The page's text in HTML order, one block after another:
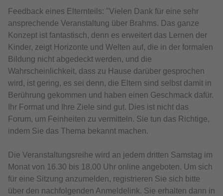
Feedback eines Elternteils: "Vielen Dank für eine sehr
ansprechende Veranstaltung über Brahms. Das ganze
Konzept ist fantastisch, denn es erweitert das Lernen der
Kinder, zeigt Horizonte und Welten auf, die in der formalen
Bildung nicht abgedeckt werden, und die
Wahrscheinlichkeit, dass zu Hause darüber gesprochen
wird, ist gering, es sei denn, die Eltern sind selbst damit in
Berührung gekommen und haben einen Geschmack dafür.
Ihr Format und Ihre Ziele sind gut. Dies ist nicht das
Forum, um Feinheiten zu vermitteln. Sie tun das Richtige,
indem Sie das Thema bekannt machen.
Die Veranstaltungsreihe wird an jedem dritten Samstag im
Monat von 16.30 bis 18.00 Uhr online angeboten. Um sich
für eine Sitzung anzumelden, registrieren Sie sich bitte
über den nachfolgenden Anmeldelink. Sie erhalten dann in